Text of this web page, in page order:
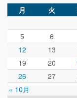
月 火
« 10月
5
6
12
13
19
20
26
27